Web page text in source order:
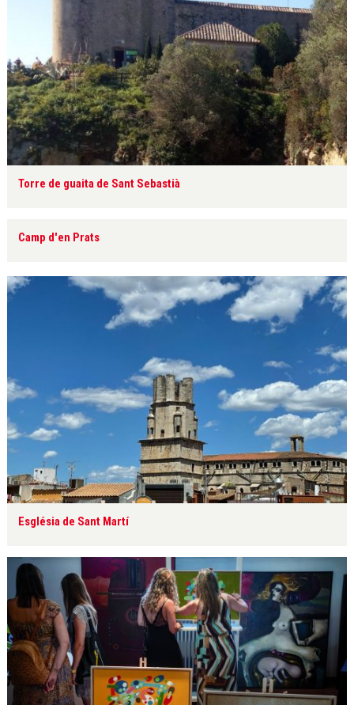
Torre de guaita de Sant Sebastià
Camp d'en Prats
Església de Sant Martí